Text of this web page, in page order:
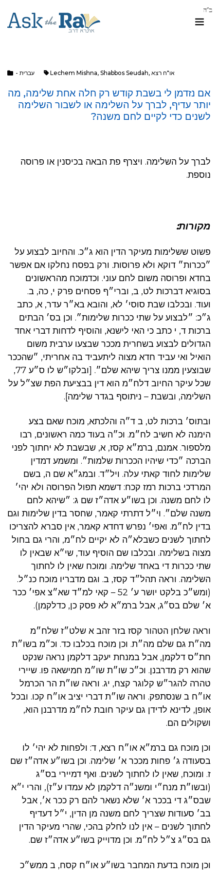
- עברית Lechem Mishna, Shabbos Seudah, או"ח רצא
אם נזדמן לי בשבת קודש רק חלה אחת שלימה, מה
יותר עדיף, לברך על השלימה או לשבור השלימה
לשנים כדי לקיים לחם משנה?
לברך על השלימה. ויצרף פת הבאה בכיסנין או פרוסה
נוספת.
מקורות:
פשוט ששלימות מעיקר הדין הוא ג״כ. והחיוב לבצוע על
״ככרות״ דוקא ולא פרוסות. ורק בפסח נחלקו אם אפשר
בחדא ופרוסה משום לחם עוני. וכדמוכח מהראשונים
בסוגיא דברכות לט, ב, וברי״ף פסחים פרק י, כה, ב.
ועוד. ובכלבו שבת סוסי׳ לא, והובא בא״ר עדר, א, כתב
ג״כ: ״לבצוע על שתי ככרות שלימות״. וכן בס׳ הבתים
ברכות ד, י כתב כי האי לישנא, והוסיף לדחות דברי אחד
הגדולים לבצוע בשחרית מככר שבצעו ערבית משום
הואיל ואי עביד חדא מצוה ליתעביד בה אחריתי, ״שהככר
שבוצעין ממנו צריך שיהא שלם״. [ובלקו״ש לו ס״ע 77,
שכל עיקר החיוב דלח״מ הוא דין בבציעת הפת שצ״ל על
השלימה, ובשבת – ניתוסף בגדר שלימה].
ובתוס׳ ברכות לט, ב ד״ה והלכתא, מוכח שאם בצע
הימנה לא חשיב לח״מ. וכ״ה בעוד כמה ראשונים, רבו
מלספור. אמנם, ברמ״א קסז, א, שבשבת לא יחתוך לפני
הברכה ״כדי שיהיו הככרות שלמות״. ומשמע דמדין
שלימות לחוד קאתי עלה. ויל״ד. ובמג״א שם ה, בשם
המרדכי ברכות רמז קכח: דשמא תפול הפרוסה ולא יהי׳
לו לחם משנה. וכן בשו״ע אדה״ז שם ג: ״שיהא לחם
משנה שלם״. וי״ל דתרתי קאמר, שחסר בדין שלימות וגם
בדין לח״מ. ואפי׳ נפרש דחדא קאמר, אין סברא להצריכו
לחתוך לשנים כשבלא״ה לא יקיים לח״מ, והרי גם בחול
מצוה בשלימה. ובכלבו שם הוסיף עוד, שי״א שבאין לו
שתי ככרות די באחד שלימה. ומוכח שאין לו לחתוך
השלימה. וראה תהל״ד קסז, ב. וגם מדבריו מוכח כנ״ל.
(ומש״כ בלקט יושר ע׳ 52 – קאי למ״ד שא״צ אפי׳ ככר
א׳ שלם בס״ג, אבל ברמ״א לא פסק כן, כדלקמן).
וראה שלחן הטהור קסז בזר זהב א שלט״ז שלח״מ
מה״ת גם שלם מה״ת. וכן מוכח בכלבו כד. וכ״מ בשו״ת
חת״ס דלקמן, אבל במנחת יעקב דלקמן נראה שנקט
שהוא רק מדרבנן. וכ״כ שו״ת שו״מ חמישאה פו. שיירי
טהרה להגר״ש קלוגר קצח, יג. וראה שו״ת הר הכרמל
או״ח ב שנסתפק. וראה שו״ת דברי יציב או״ח קכו. ובכל
אופן, לדינא לדידן גם עיקר חובת לח״מ מדרבנן הוא,
ושקולים הם.
וכן מוכח גם ברמ״א או״ח רצא, ד: ולפחות לא יהי׳ לו
בסעודה ג׳ פחות מככר א׳ שלימה. וכן בשו״ע אדה״ז שם
ז. ומוכח, שאין לו לחתוך לשנים. ואף דמיירי בס״ג
(ובשו״ת מנח״י ומשנ״ה דלקמן לא עמדו ע״ז), והרי י״א
שבס״ג די בככר א׳ שלא נשאר להם רק ככר א׳, אבל
בב׳ סעודות שצריך לחם משנה מן הדין, י״ל דעדיף
לחתוך לשנים – אין לנו לחלק בהכי, שהרי מעיקר הדין
גם בס״ג צ״ל לח״מ. וכן מדוייק בשו״ע אדה״ז שם.
וכן מוכח בדעת המחבר בשו״ע או״ח קסח, ב ממש״כ